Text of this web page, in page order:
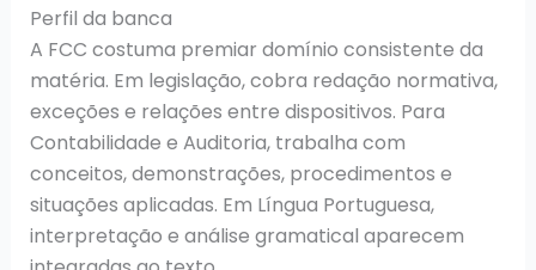
Perfil da banca
A FCC costuma premiar domínio consistente da
matéria. Em legislação, cobra redação normativa,
exceções e relações entre dispositivos. Para
Contabilidade e Auditoria, trabalha com
conceitos, demonstrações, procedimentos e
situações aplicadas. Em Língua Portuguesa,
interpretação e análise gramatical aparecem